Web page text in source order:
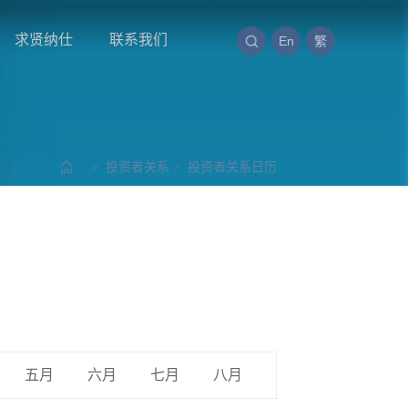
求贤纳仕 联系我们 En 繁
> 投资者关系 > 投资者关系日历
五月 六月 七月 八月